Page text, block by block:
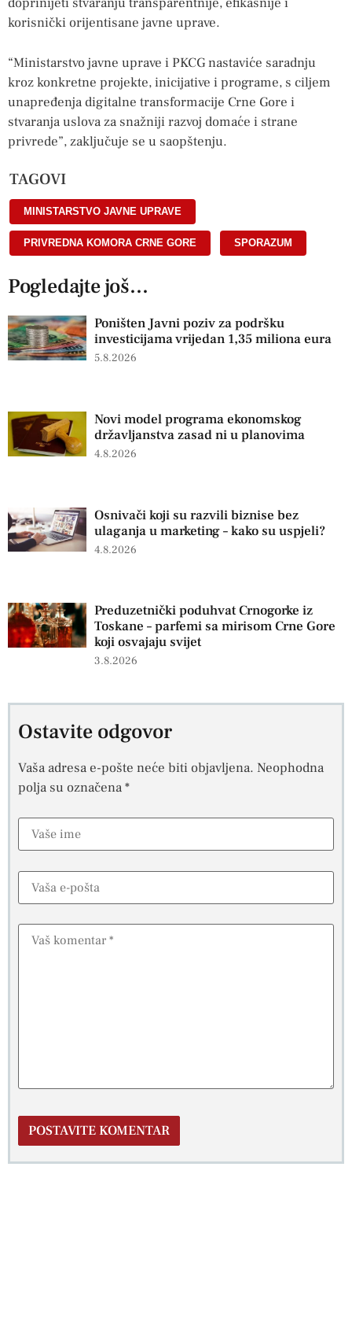
korisnički orijentisane javne uprave.
“Ministarstvo javne uprave i PKCG nastaviće saradnju
kroz konkretne projekte, inicijative i programe, s ciljem
unapređenja digitalne transformacije Crne Gore i
stvaranja uslova za snažniji razvoj domaće i strane
privrede”, zaključuje se u saopštenju.
TAGOVI
MINISTARSTVO JAVNE UPRAVE
PRIVREDNA KOMORA CRNE GORE SPORAZUM
Pogledajte još...
Poništen Javni poziv za podršku
investicijama vrijedan 1,35 miliona eura
5.8.2026
Novi model programa ekonomskog
državljanstva zasad ni u planovima
4.8.2026
Osnivači koji su razvili biznise bez
ulaganja u marketing – kako su uspjeli?
4.8.2026
Preduzetnički poduhvat Crnogorke iz
Toskane – parfemi sa mirisom Crne Gore
koji osvajaju svijet
3.8.2026
Ostavite odgovor
Vaša adresa e-pošte neće biti objavljena. Neophodna
polja su označena*